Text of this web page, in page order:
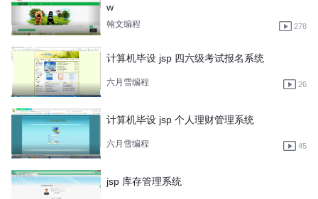
w
翰文编程 278
计算机毕设 jsp 四六级考试报名系统
六月雪编程 26
计算机毕设 jsp 个人理财管理系统
六月雪编程 45
jsp 库存管理系统